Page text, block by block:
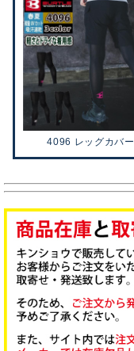
4096 レッグカバー